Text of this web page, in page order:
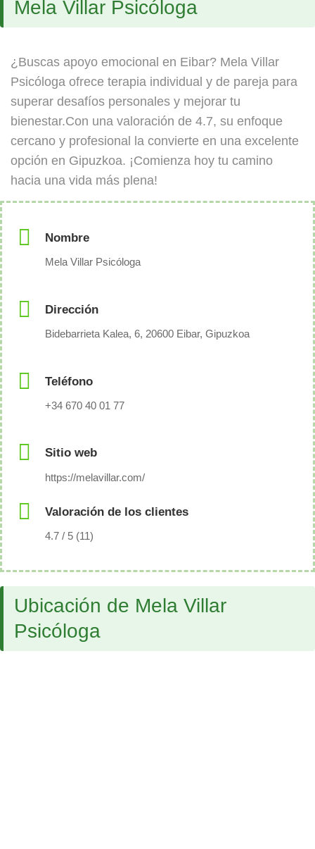
Mela Villar Psicóloga
¿Buscas apoyo emocional en Eibar? Mela Villar
Psicóloga ofrece terapia individual y de pareja para
superar desafíos personales y mejorar tu
bienestar.Con una valoración de 4.7, su enfoque
cercano y profesional la convierte en una excelente
opción en Gipuzkoa. ¡Comienza hoy tu camino
hacia una vida más plena!
Nombre
Mela Villar Psicóloga
Dirección
Bidebarrieta Kalea, 6, 20600 Eibar, Gipuzkoa
Teléfono
+34 670 40 01 77
Sitio web
https://melavillar.com/
Valoración de los clientes
4.7 / 5 (11)
Ubicación de Mela Villar
Psicóloga